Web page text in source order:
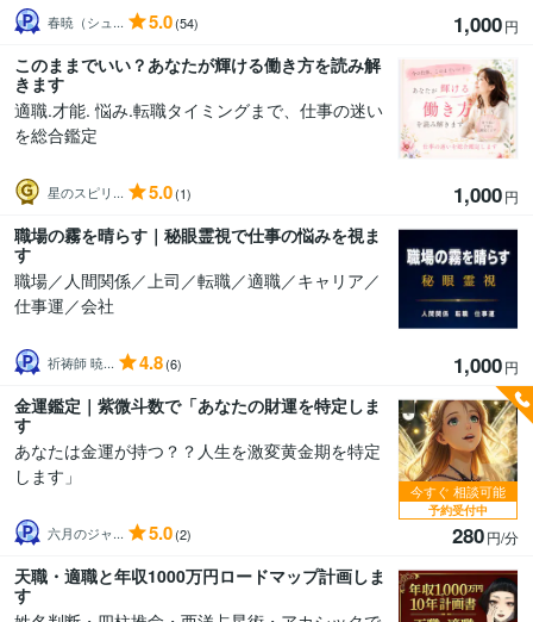
春暁（シュ... 5.0(54) 1,000円
このままでいい？あなたが輝ける働き方を読み解
きます
適職.才能. 悩み.転職タイミングまで、仕事の迷い
を総合鑑定
星のスピリ... 5.0(1) 1,000円
職場の霧を晴らす｜秘眼霊視で仕事の悩みを視ま
す
職場／人間関係／上司／転職／適職／キャリア／
仕事運／会社
祈祷師 暁... 4.8(6) 1,000円
金運鑑定｜紫微斗数で「あなたの財運を特定しま
す
あなたは金運が持つ？？人生を激変黄金期を特定
します」
六月のジャ... 5.0(2) 280円/分
今すぐ 相談可能
予約受付中
天職・適職と年収1000万円ロードマップ計画しま
す